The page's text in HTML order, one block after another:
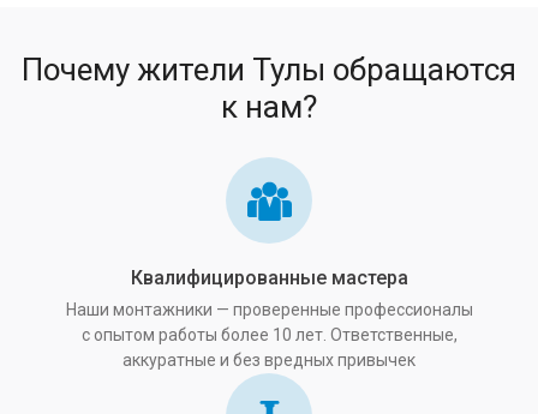
Почему жители Тулы обращаются
к нам?
Квалифицированные мастера
Наши монтажники — проверенные профессионалы
с опытом работы более 10 лет. Ответственные,
аккуратные и без вредных привычек